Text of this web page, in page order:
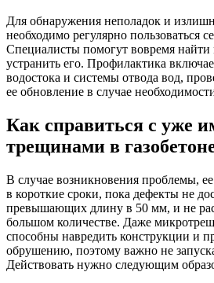
Для обнаружения неполадок и
необходимо регулярно пользоваться
Специалисты помогут вовремя
устранить его. Профилактика
водостока и системы отвода вод,
ее обновление в случае
Как справиться с уже
трещинами в
В случае возникновения проблемы,
в короткие сроки, пока дефекты не
превышающих длину в 50 мм, и не
большом количестве. Даже
способны навредить конструкции и
обрушению, поэтому важно не
Действовать нужно следующим